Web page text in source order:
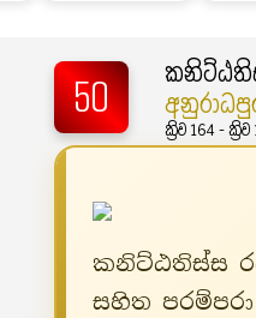
50
ක්‍රිව 164 - ක්‍රිව
කනිට්ඨතිස්ස
සහිත